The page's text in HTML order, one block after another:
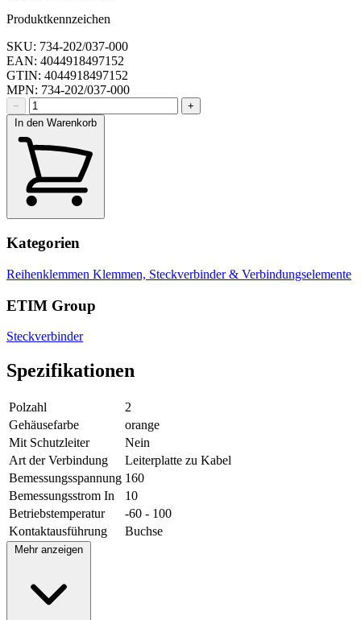
Produktkennzeichen
SKU: 734-202/037-000
EAN: 4044918497152
GTIN: 4044918497152
MPN: 734-202/037-000
−
+
In den Warenkorb
Kategorien
Reihenklemmen Klemmen, Steckverbinder & Verbindungselemente
ETIM Group
Steckverbinder
Spezifikationen
Polzahl
2
Gehäusefarbe
orange
Mit Schutzleiter
Nein
Art der Verbindung
Leiterplatte zu Kabel
Bemessungsspannung 160
Bemessungsstrom In
10
Betriebstemperatur
-60 - 100
Kontaktausführung
Buchse
Mehr anzeigen